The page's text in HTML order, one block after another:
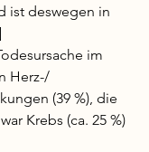
ist deswegen in
im
Herz-/
(39 %), die
Krebs (ca. 25 %)